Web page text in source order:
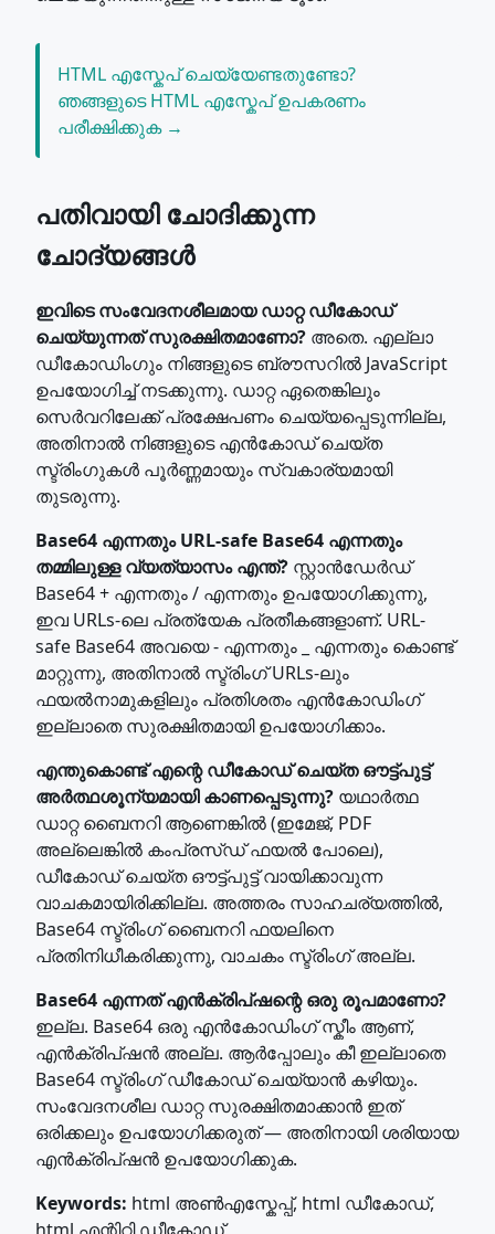
HTML എസ്കേപ് ചെയ്യേണ്ടതുണ്ടോ?
ഞങ്ങളുടെ HTML എസ്കേപ് ഉപകരണം
പരീക്ഷിക്കുക →
പതിവായി ചോദിക്കുന്ന
ചോദ്യങ്ങൾ
ഇവിടെ സംവേദനശീലമായ ഡാറ്റ ഡീകോഡ്
ചെയ്യുന്നത് സുരക്ഷിതമാണോ? അതെ. എല്ലാ
ഡീകോഡിംഗും നിങ്ങളുടെ ബ്രൗസറിൽ JavaScript
ഉപയോഗിച്ച് നടക്കുന്നു. ഡാറ്റ ഏതെങ്കിലും
സെർവറിലേക്ക് പ്രക്ഷേപണം ചെയ്യപ്പെടുന്നില്ല,
അതിനാൽ നിങ്ങളുടെ എൻകോഡ് ചെയ്ത
സ്ട്രിംഗുകൾ പൂർണ്ണമായും സ്വകാര്യമായി
തുടരുന്നു.
Base64 എന്നതും URL-safe Base64 എന്നതും
തമ്മിലുള്ള വ്യത്യാസം എന്ത്? സ്റ്റാൻഡേർഡ്
Base64 + എന്നതും / എന്നതും ഉപയോഗിക്കുന്നു,
ഇവ URLs-ലെ പ്രത്യേക പ്രതീകങ്ങളാണ്. URL-
safe Base64 അവയെ - എന്നതും _ എന്നതും കൊണ്ട്
മാറ്റുന്നു, അതിനാൽ സ്ട്രിംഗ് URLs-ലും
ഫയൽനാമുകളിലും പ്രതിശതം എൻകോഡിംഗ്
ഇല്ലാതെ സുരക്ഷിതമായി ഉപയോഗിക്കാം.
എന്തുകൊണ്ട് എന്റെ ഡീകോഡ് ചെയ്ത ഔട്ട്പുട്ട്
അർത്ഥശൂന്യമായി കാണപ്പെടുന്നു? യഥാർത്ഥ
ഡാറ്റ ബൈനറി ആണെങ്കിൽ (ഇമേജ്, PDF
അല്ലെങ്കിൽ കംപ്രസ്ഡ് ഫയൽ പോലെ),
ഡീകോഡ് ചെയ്ത ഔട്ട്പുട്ട് വായിക്കാവുന്ന
വാചകമായിരിക്കില്ല. അത്തരം സാഹചര്യത്തിൽ,
Base64 സ്ട്രിംഗ് ബൈനറി ഫയലിനെ
പ്രതിനിധീകരിക്കുന്നു, വാചകം സ്ട്രിംഗ് അല്ല.
Base64 എന്നത് എൻക്രിപ്ഷന്റെ ഒരു രൂപമാണോ?
ഇല്ല. Base64 ഒരു എൻകോഡിംഗ് സ്കീം ആണ്,
എൻക്രിപ്ഷൻ അല്ല. ആര്‍പ്പോലും കീ ഇല്ലാതെ
Base64 സ്ട്രിംഗ് ഡീകോഡ് ചെയ്യാൻ കഴിയും.
സംവേദനശീല ഡാറ്റ സുരക്ഷിതമാക്കാൻ ഇത്
ഒരിക്കലും ഉപയോഗിക്കരുത് — അതിനായി ശരിയായ
എൻക്രിപ്ഷൻ ഉപയോഗിക്കുക.
Keywords: html അൺഎസ്കേപ്പ്, html ഡീകോഡ്,